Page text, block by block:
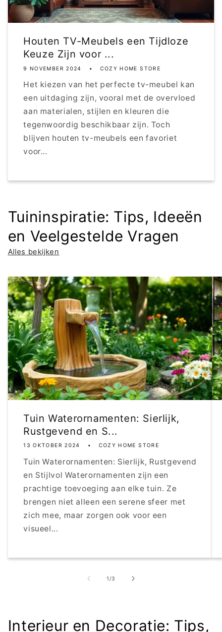
Houten TV-Meubels een Tijdloze
Keuze Zijn voor ...
9 NOVEMBER 2024 COZY HOME STORE
Het kiezen van het perfecte tv-meubel kan
een uitdaging zijn, vooral met de overvloed
aan materialen, stijlen en kleuren die
tegenwoordig beschikbaar zijn. Toch
blijven houten tv-meubels een favoriet
voor...
Tuininspiratie: Tips, Ideeën
en Veelgestelde Vragen
Alles bekijken
Tuin Waterornamenten: Sierlijk,
Rustgevend en S...
13 OKTOBER 2024 COZY HOME STORE
Tuin Waterornamenten: Sierlijk, Rustgevend
en Stijlvol Waterornamenten zijn een
prachtige toevoeging aan elke tuin. Ze
brengen niet alleen een serene sfeer met
zich mee, maar zorgen ook voor een
visueel...
1 /van
3
Interieur en Decoratie: Tips,